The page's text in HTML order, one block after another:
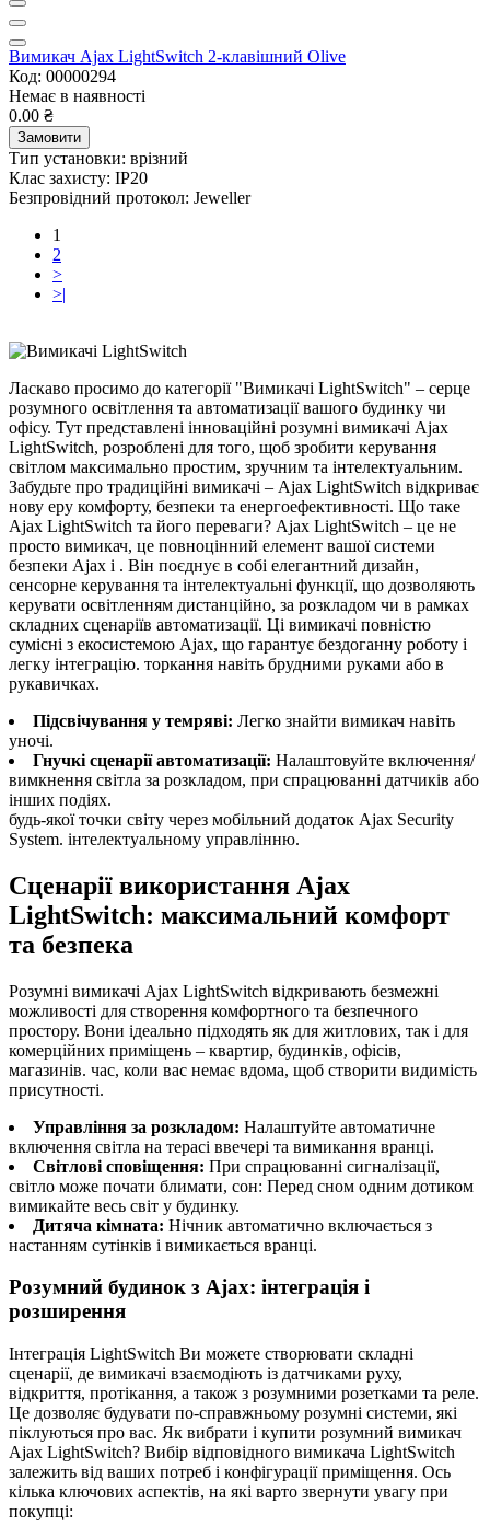
Вимикач Ajax LightSwitch 2-клавішний Olive
Код: 00000294
Немає в наявності
0.00 ₴
Замовити
Тип установки: врізний
Клас захисту: IP20
Безпровідний протокол: Jeweller
1
2
>
>|
Ласкаво просимо до категорії "Вимикачі LightSwitch" – серце
розумного освітлення та автоматизації вашого будинку чи
офісу. Тут представлені інноваційні розумні вимикачі Ajax
LightSwitch, розроблені для того, щоб зробити керування
світлом максимально простим, зручним та інтелектуальним.
Забудьте про традиційні вимикачі – Ajax LightSwitch відкриває
нову еру комфорту, безпеки та енергоефективності. Що таке
Ajax LightSwitch та його переваги? Ajax LightSwitch – це не
просто вимикач, це повноцінний елемент вашої системи
безпеки Ajax і . Він поєднує в собі елегантний дизайн,
сенсорне керування та інтелектуальні функції, що дозволяють
керувати освітленням дистанційно, за розкладом чи в рамках
складних сценаріїв автоматизації. Ці вимикачі повністю
сумісні з екосистемою Ajax, що гарантує бездоганну роботу і
легку інтеграцію. торкання навіть брудними руками або в
рукавичках.
Підсвічування у темряві: Легко знайти вимикач навіть
уночі.
Гнучкі сценарії автоматизації: Налаштовуйте включення/
вимкнення світла за розкладом, при спрацюванні датчиків або
інших подіях.
будь-якої точки світу через мобільний додаток Ajax Security
System. інтелектуальному управлінню.
Сценарії використання Ajax
LightSwitch: максимальний комфорт
та безпека
Розумні вимикачі Ajax LightSwitch відкривають безмежні
можливості для створення комфортного та безпечного
простору. Вони ідеально підходять як для житлових, так і для
комерційних приміщень – квартир, будинків, офісів,
магазинів. час, коли вас немає вдома, щоб створити видимість
присутності.
Управління за розкладом: Налаштуйте автоматичне
включення світла на терасі ввечері та вимикання вранці.
Світлові сповіщення: При спрацюванні сигналізації,
світло може почати блимати, сон: Перед сном одним дотиком
вимикайте весь світ у будинку.
Дитяча кімната: Нічник автоматично включається з
настанням сутінків і вимикається вранці.
Розумний будинок з Ajax: інтеграція і
розширення
Інтеграція LightSwitch Ви можете створювати складні
сценарії, де вимикачі взаємодіють із датчиками руху,
відкриття, протікання, а також з розумними розетками та реле.
Це дозволяє будувати по-справжньому розумні системи, які
піклуються про вас. Як вибрати і купити розумний вимикач
Ajax LightSwitch? Вибір відповідного вимикача LightSwitch
залежить від ваших потреб і конфігурації приміщення. Ось
кілька ключових аспектів, на які варто звернути увагу при
покупці: